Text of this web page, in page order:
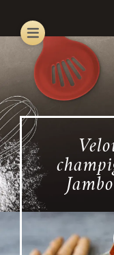
main
content